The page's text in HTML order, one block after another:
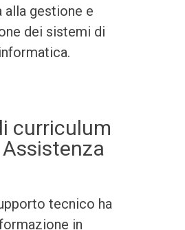
alla gestione e
dei sistemi di
curriculum
tecnico ha
in